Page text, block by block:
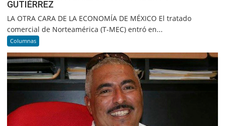
GUTIÉRREZ
LA OTRA CARA DE LA ECONOMÍA DE MÉXICO El tratado
comercial de Norteamérica (T-MEC) entró en...
Columnas